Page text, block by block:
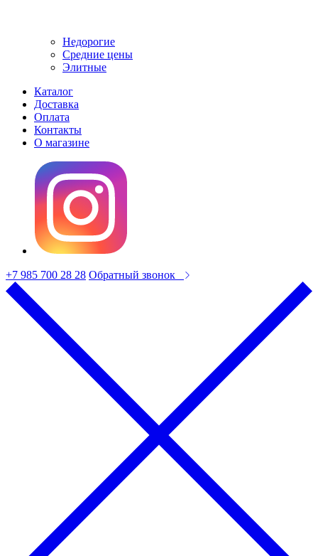
Недорогие
Средние цены
Элитные
Каталог
Доставка
Оплата
Контакты
О магазине
+7 985 700 28 28 Обратный звонок